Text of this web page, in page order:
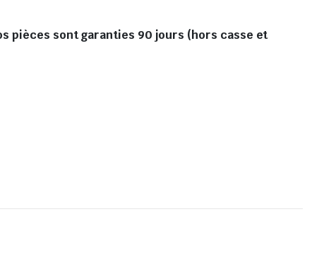
pièces sont garanties 90 jours (hors casse et